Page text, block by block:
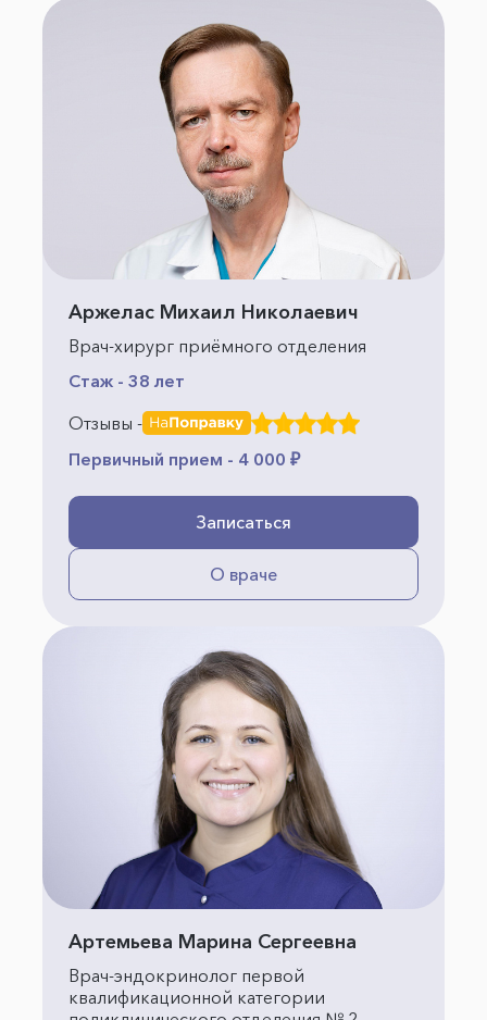
Аржелас Михаил Николаевич
Врач-хирург приёмного отделения
Стаж - 38 лет
Отзывы -
Первичный прием - 4 000 ₽
Записаться
О враче
Артемьева Марина Сергеевна
Врач-эндокринолог первой
квалификационной категории